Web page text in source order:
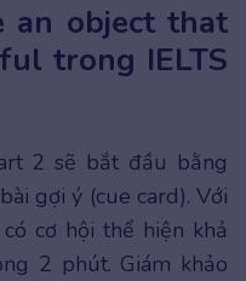
an object that
trong IELTS
2 sẽ bắt đầu bằng
gợi ý (cue card). Với
cơ hội thể hiện khả
2 phút. Giám khảo